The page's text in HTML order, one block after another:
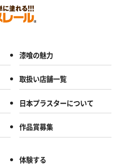
漆喰の魅力
取扱い店舗一覧
日本プラスターについて
作品賞募集
体験する